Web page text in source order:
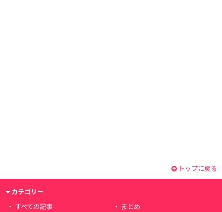
トップに戻る
カテゴリー
すべての記事
まとめ